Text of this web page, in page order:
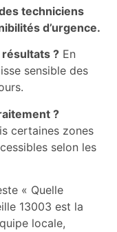
techniciens
d’urgence.
? En
sensible des
?
certaines zones
selon les
« Quelle
13003 est la
locale,